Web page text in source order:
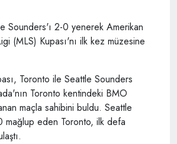
Sounders'ı 2-0 yenerek Amerikan
(MLS) Kupası'nı ilk kez müzesine
Toronto ile Seattle Sounders
Toronto kentindeki BMO
maçla sahibini buldu. Seattle
mağlup eden Toronto, ilk defa